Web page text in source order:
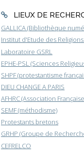
LIEUX DE
GALLICA (Bibliothèque
Institut d'Etude des
Laboratoire GSRL
EPHE-PSL (Sciences
SHPF (protestantisme
DIEU CHANGE A PARIS
AFHRC (Association
SEMF (méthodisme)
Protestants bretons
GRHP (Groupe de
CEFRELCO